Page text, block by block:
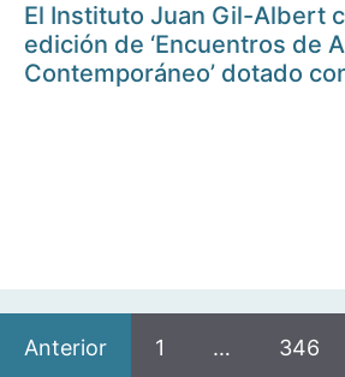
El Instituto Juan Gil-Albert
edición de ‘Encuentros de
Contemporáneo’ dotado
Anterior 1 … 346